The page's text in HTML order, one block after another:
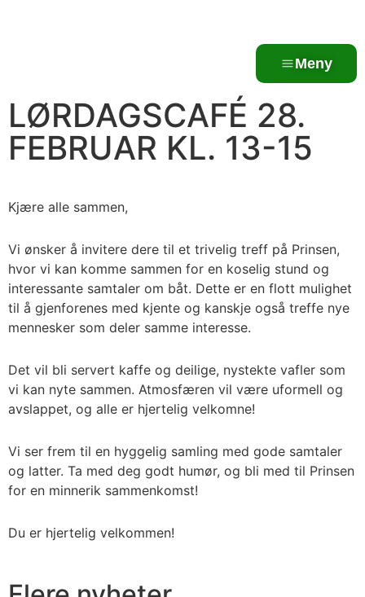
Meny
LØRDAGSCAFÉ 28.
FEBRUAR KL. 13-15
Kjære alle sammen,
Vi ønsker å invitere dere til et trivelig treff på Prinsen,
hvor vi kan komme sammen for en koselig stund og
interessante samtaler om båt. Dette er en flott mulighet
til å gjenforenes med kjente og kanskje også treffe nye
mennesker som deler samme interesse.
Det vil bli servert kaffe og deilige, nystekte vafler som
vi kan nyte sammen. Atmosfæren vil være uformell og
avslappet, og alle er hjertelig velkomne!
Vi ser frem til en hyggelig samling med gode samtaler
og latter. Ta med deg godt humør, og bli med til Prinsen
for en minnerik sammenkomst!
Du er hjertelig velkommen!